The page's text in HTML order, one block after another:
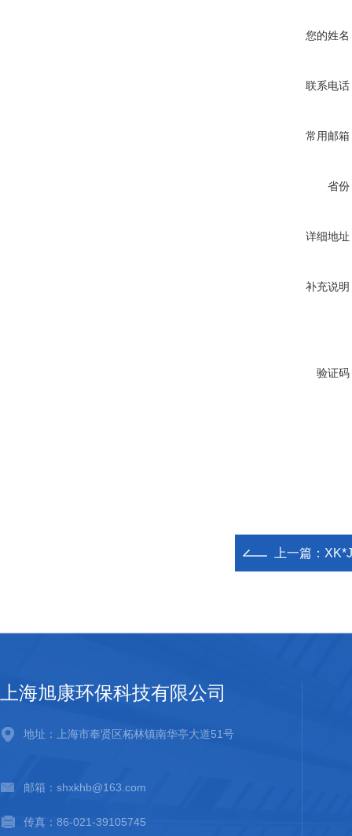
您的姓名
联系电话
常用邮箱
省份
详细地址
补充说明
验证码
上一篇：
上海旭康环保科技有限公司
地址：上海市奉贤区柘林镇南华亭大道51号
邮箱：shxkhb@163.com
传真：86-021-39105745